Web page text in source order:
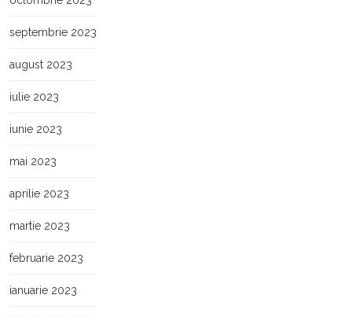
septembrie 2023
august 2023
iulie 2023
iunie 2023
mai 2023
aprilie 2023
martie 2023
februarie 2023
ianuarie 2023